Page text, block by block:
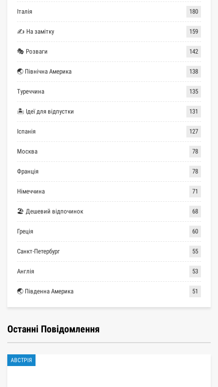
Італія 180
✍ На замітку 159
🎭 Розваги 142
🌏 Північна Америка 138
Туреччина 135
🏝 Ідеї для відпустки 131
Іспанія 127
Москва 78
Франція 78
Німеччина 71
🏖 Дешевий відпочинок 68
Греція 60
Санкт-Петербург 55
Англія 53
🌏 Південна Америка 51
Останні Повідомлення
АВСТРІЯ